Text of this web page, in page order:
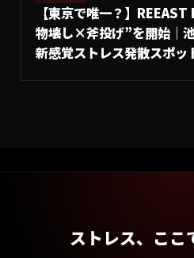
【東京で唯一？】
物壊し×斧投げ”を開始｜
新感覚ストレス発散スポッ
ストレス、ここ